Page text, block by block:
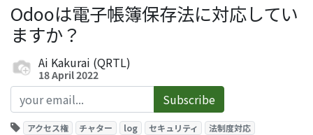
Odooは電子帳簿保存法に対応してい
ますか？
Ai Kakurai (QRTL)
18 April 2022
Subscribe
アクセス権 チャター log セキュリティ 法制度対応